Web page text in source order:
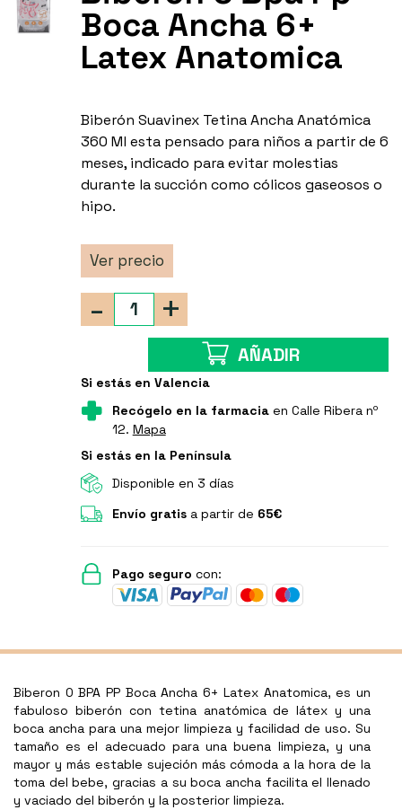
Boca Ancha 6+
Latex Anatomica
Biberón Suavinex Tetina Ancha Anatómica
360 Ml esta pensado para niños a partir de 6
meses, indicado para evitar molestias
durante la succión como cólicos gaseosos o
hipo.
Ver precio
+
-
AÑADIR
Si estás en Valencia
Recógelo en la farmaciaen Calle Ribera nº
12. Mapa
Si estás en la Península
Disponible en 3 días
Envío gratisa partir de 65€
Pago seguro con:
Biberon 0 BPA PP Boca Ancha 6+ Latex Anatomica, es un
fabuloso biberón con tetina anatómica de látex y una
boca ancha para una mejor limpieza y facilidad de uso. Su
tamaño es el adecuado para una buena limpieza, y una
mayor y más estable sujeción más cómoda a la hora de la
toma del bebe, gracias a su boca ancha facilita el llenado
y vaciado del biberón y la posterior limpieza.